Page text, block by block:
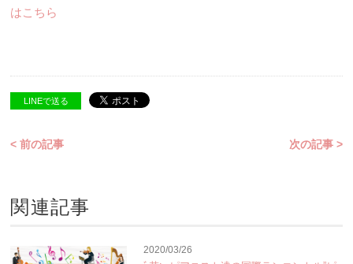
はこちら
LINEで送る
< 前の記事 次の記事 >
関連記事
2020/03/26